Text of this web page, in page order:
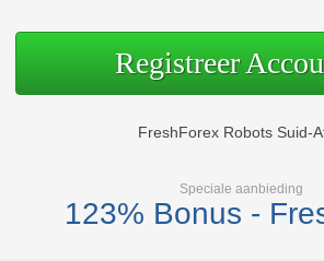
Registreer
FreshForex Robots Suid-
Speciale aanbieding
123% Bonus -